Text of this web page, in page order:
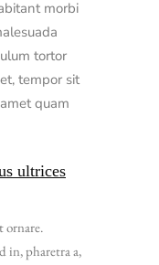
morbi
tortor
tempor sit
quam
ultrices
ornare.
in, pharetra a,